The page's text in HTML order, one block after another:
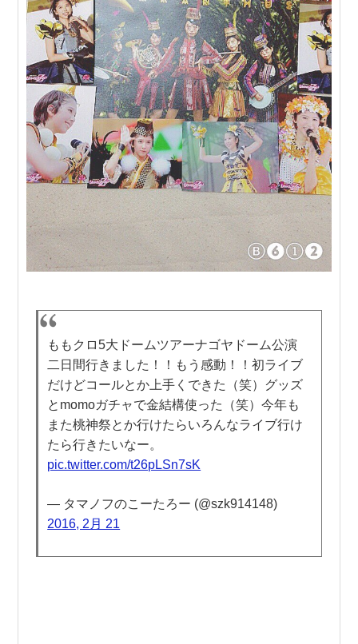
ももクロ5大ドームツアーナゴヤドーム公演
二日間行きました！！もう感動！！初ライブ
だけどコールとか上手くできた（笑）グッズ
とmomoガチャで金結構使った（笑）今年も
また桃神祭とか行けたらいろんなライブ行け
たら行きたいなー。
pic.twitter.com/t26pLSn7sK
— タマノフのこーたろー (@szk914148)
2016, 2月 21